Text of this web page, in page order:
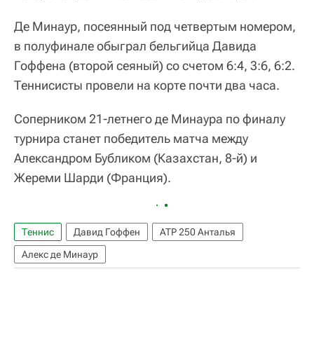
Де Минаур, посеянный под четвертым номером,
в полуфинале обыграл бельгийца Давида
Гоффена (второй сеяный) со счетом 6:4, 3:6, 6:2.
Теннисисты провели на корте почти два часа.
Соперником 21-летнего де Минаура по финалу
турнира станет победитель матча между
Александром Бубликом (Казахстан, 8-й) и
Жереми Шарди (Франция).
Теннис Давид Гоффен
ATP 250 Анталья
Алекс де Минаур